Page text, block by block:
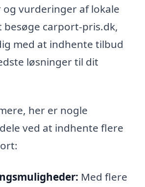
vurderinger af lokale
besøge carport-pris.dk,
med at indhente tilbud
løsninger til dit
her er nogle
ved at indhente flere
Med flere